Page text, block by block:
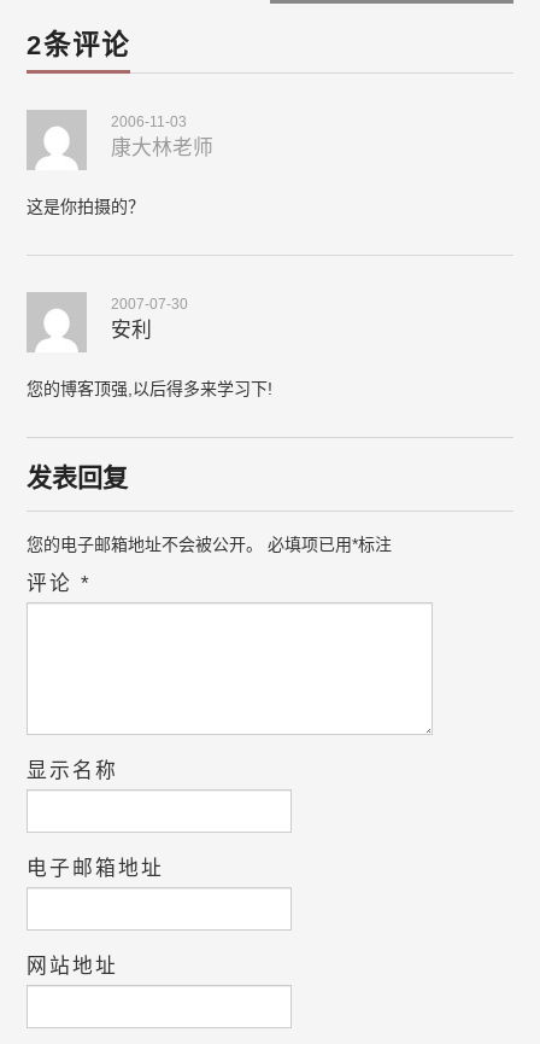
2条评论
2006-11-03
康大林老师
这是你拍摄的？
2007-07-30
安利
您的博客顶强,以后得多来学习下!
发表回复
您的电子邮箱地址不会被公开。 必填项已用*标注
评论*
显示名称
电子邮箱地址
网站地址